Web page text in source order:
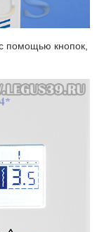
помощью кнопок,